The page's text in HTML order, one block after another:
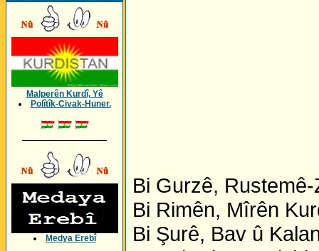
Malperên Kurdî, Yê
Polîtîk-Civak-Huner.
Medya Erebî
Bi Gurzê,
Bi Rimên, Mîrên
Bi Şurê, Bav û